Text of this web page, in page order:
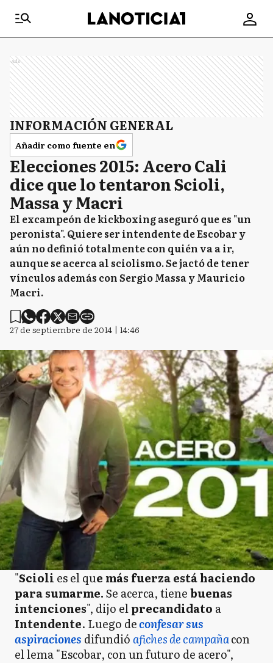
Ads
INFORMACIÓN GENERAL
Añadir como fuente en
Elecciones 2015: Acero Cali
dice que lo tentaron Scioli,
Massa y Macri
El excampeón de kickboxing aseguró que es "un
peronista". Quiere ser intendente de Escobar y
aún no definió totalmente con quién va a ir,
aunque se acerca al sciolismo. Se jactó de tener
vínculos además con Sergio Massa y Mauricio
Macri.
27 de septiembre de 2014 | 14:46
"Scioli es el que más fuerza está haciendo
para sumarme.Se acerca, tienebuenas
intenciones", dijo elprecandidato a
Intendente. Luego deconfesar sus
aspiraciones difundióafiches de campañacon
el lema "Escobar, con un futuro de acero",